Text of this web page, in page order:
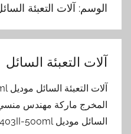
الوسم: آلات التعبئة
آلات التعبئة السائل
المخرج ماركة مهندس
السائل موديل 403II-500ml دبل